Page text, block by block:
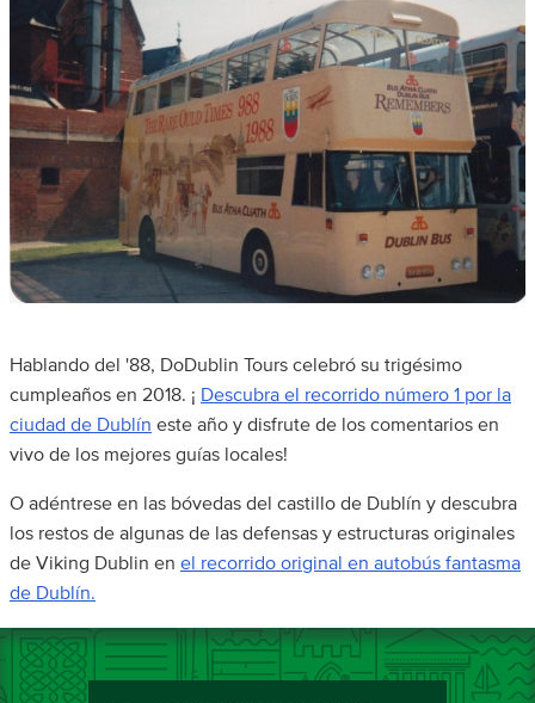
Hablando del '88, DoDublin Tours celebró su trigésimo
cumpleaños en 2018. ¡ Descubra el recorrido número 1 por la
ciudad de Dublín este año y disfrute de los comentarios en
vivo de los mejores guías locales!
O adéntrese en las bóvedas del castillo de Dublín y descubra
los restos de algunas de las defensas y estructuras originales
de Viking Dublin en el recorrido original en autobús fantasma
de Dublín.